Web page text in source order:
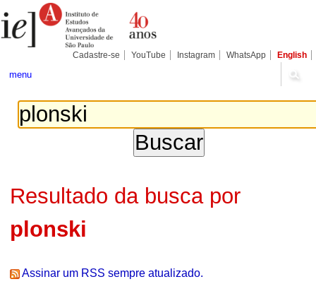
para
conteúdo.
Pessoais
Cadastre-se YouTube Instagram WhatsApp English
menu
Resultado da busca por
plonski
Assinar um RSS sempre atualizado.